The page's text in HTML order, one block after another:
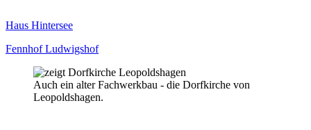
Haus Hintersee
Fennhof Ludwigshof
Auch ein alter Fachwerkbau - die Dorfkirche von
Leopoldshagen.